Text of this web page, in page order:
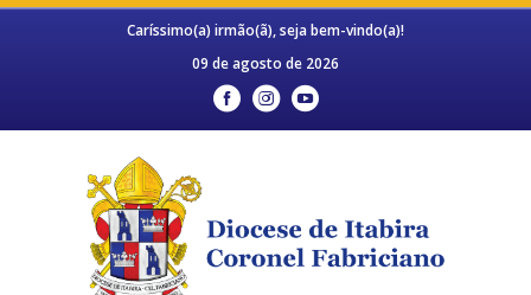
Caríssimo(a) irmão(ã), seja bem-vindo(a)!
09 de agosto de 2026